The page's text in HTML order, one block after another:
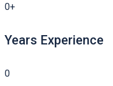
0+
Years Experience
0